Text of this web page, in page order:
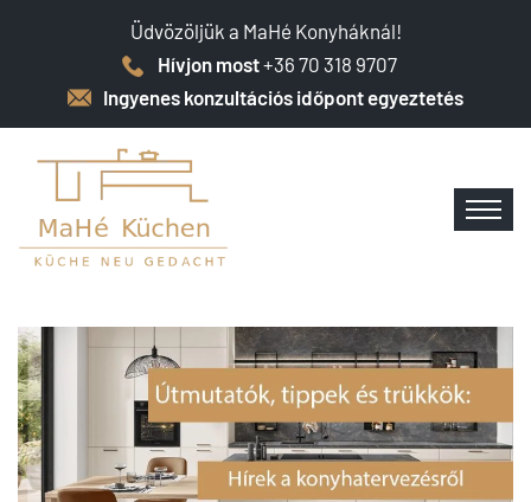
Üdvözöljük a MaHé Konyháknál!
Hívjon most+36 70 318 9707
Ingyenes konzultációs időpont egyeztetés